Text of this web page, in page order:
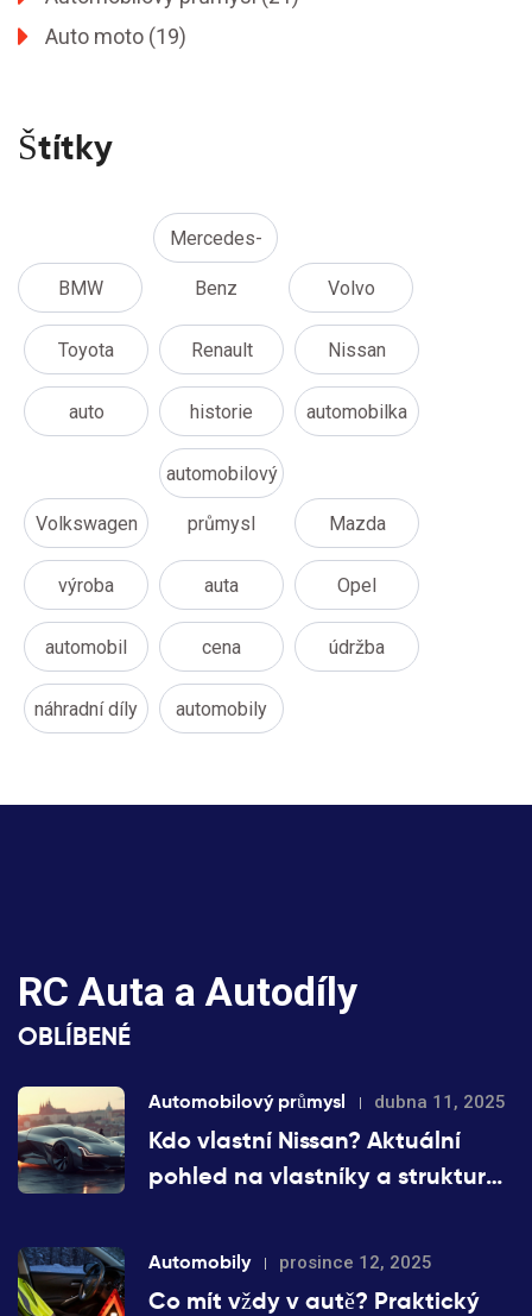
Auto moto (19)
Štítky
BMW
Mercedes-
Benz Volvo
Toyota Renault Nissan
auto historie automobilka
Volkswagen
automobilový
průmysl Mazda
výroba auta Opel
automobil cena údržba
náhradní díly automobily
RC Auta a Autodíly
OBLÍBENÉ
Automobilový průmysl dubna 11, 2025
Kdo vlastní Nissan? Aktuální
pohled na vlastníky a strukturu
Automobily prosince 12, 2025
Co mít vždy v autě? Praktický